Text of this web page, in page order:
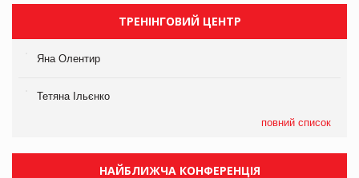
ТРЕНІНГОВИЙ ЦЕНТР
Яна Олентир
Тетяна Ільєнко
повний список
НАЙБЛИЖЧА КОНФЕРЕНЦІЯ